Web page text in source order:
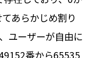
あらかじめ割り
ユーザーが自由に
番から65535